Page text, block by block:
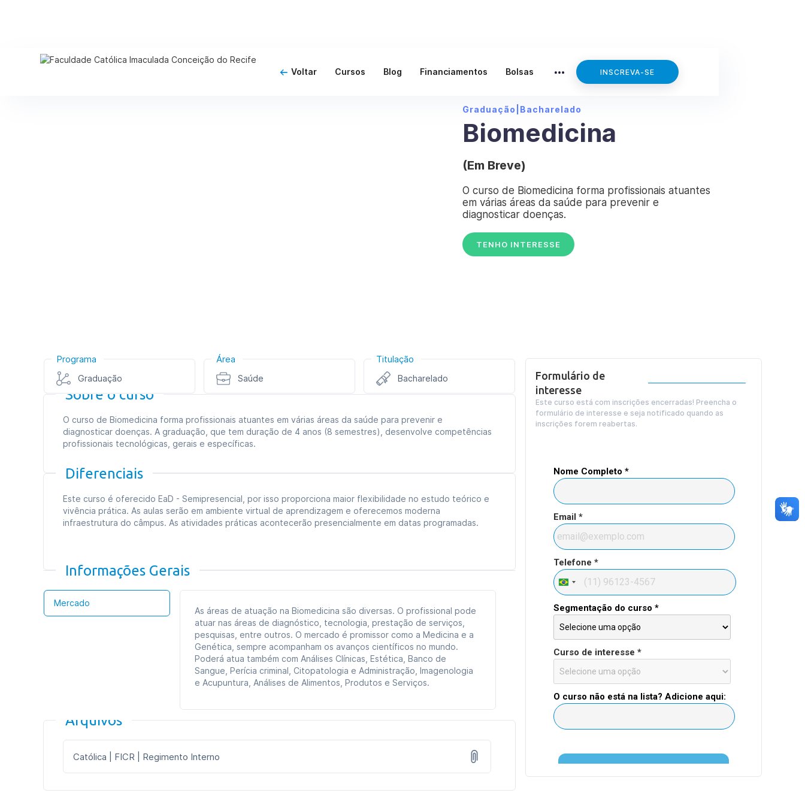
Voltar Cursos Blog Financiamentos Bolsas INSCREVA-SE
Graduação Bacharelado
Biomedicina
(Em Breve)
O curso de Biomedicina forma profissionais atuantes
em várias áreas da saúde para prevenir e
diagnosticar doenças.
TENHO INTERESSE
Programa
Graduação
Área
Saúde
Titulação
Bacharelado
Sobre o curso
O curso de Biomedicina forma profissionais atuantes em várias áreas da saúde para prevenir e
diagnosticar doenças. A graduação, que tem duração de 4 anos (8 semestres), desenvolve competências
profissionais tecnológicas, gerais e específicas.
Diferenciais
Este curso é oferecido EaD - Semipresencial, por isso proporciona maior flexibilidade no estudo teórico e
vivência prática. As aulas serão em ambiente virtual de aprendizagem e oferecemos moderna
infraestrutura do câmpus. As atividades práticas acontecerão presencialmente em datas programadas.
Informações Gerais
Mercado
As áreas de atuação na Biomedicina são diversas. O profissional pode
atuar nas áreas de diagnóstico, tecnologia, prestação de serviços,
pesquisas, entre outros. O mercado é promissor como a Medicina e a
Genética, sempre acompanham os avanços científicos no mundo.
Poderá atua também com Análises Clínicas, Estética, Banco de
Sangue, Perícia criminal, Citopatologia e Administração, Imagenologia
e Acupuntura, Análises de Alimentos, Produtos e Serviços.
Arquivos
Católica | FICR | Regimento Interno
Formulário de
interesse
Este curso está com inscrições encerradas! Preencha o
formulário de interesse e seja notificado quando as
inscrições forem reabertas.